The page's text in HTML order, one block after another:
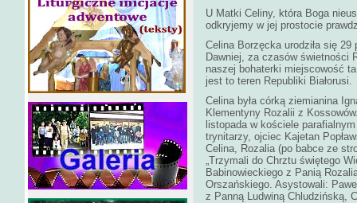
U Matki Celiny, która Boga
odkryjemy w jej prostocie
Celina Borzęcka urodziła się 29
Dawniej, za czasów świetności
naszej bohaterki miejscowość
jest to teren Republiki Białorusi.
Celina była córką ziemianina
Klementyny Rozalii z
listopada w kościele
trynitarzy, ojciec Kajetan
Celina, Rozalia (po babce ze
„Trzymali do Chrztu świętego
Babinowieckiego z Panią
Orszańskiego. Asystowali:
z Panną Ludwiną Chludzińską,